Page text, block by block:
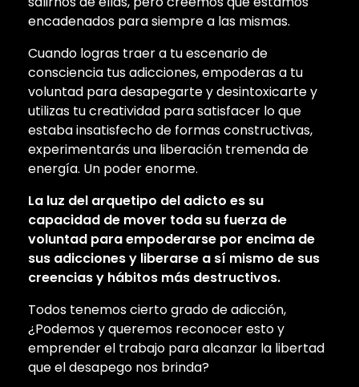
encadenados para siempre a las mismas.
Cuando logras traer a tu escenario de
consciencia tus adicciones, empoderas a tu
voluntad para desapegarte y desintoxicarte y
utilizas tu creatividad para satisfacer lo que
estaba insatisfecho de formas constructivas,
experimentarás una liberación tremenda de
energía. Un poder enorme.
La luz del arquetipo del adicto es su
capacidad de mover toda su fuerza de
voluntad para empoderarse por encima de
sus adicciones y liberarse a sí mismo de sus
creencias y hábitos más destructivos.
Todos tenemos cierto grado de adicción,
¿Podemos y queremos reconocer esto y
emprender el trabajo para alcanzar la libertad
que el desapego nos brinda?